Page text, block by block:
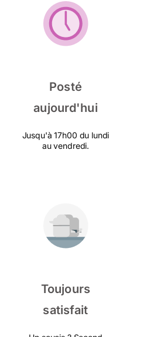
Posté
aujourd'hui
Jusqu'à 17h00 du lundi
au vendredi.
Toujours
satisfait